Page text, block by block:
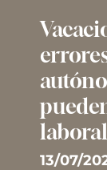
13/07/